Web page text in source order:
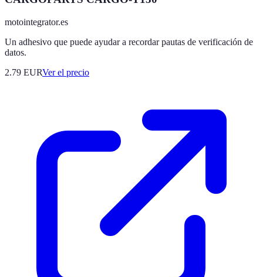
motointegrator.es
Un adhesivo que puede ayudar a recordar pautas de verificación de
datos.
2.79 EURVer el precio